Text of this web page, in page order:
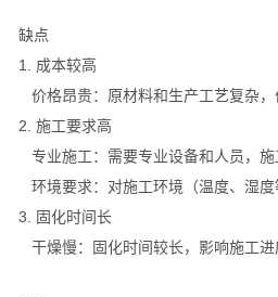
缺点
1. 成本较高
价格昂贵：原材料和生产工艺复杂，
2. 施工要求高
专业施工：需要专业设备和人员，施
环境要求：对施工环境（温度、湿度
3. 固化时间长
干燥慢：固化时间较长，影响施工进